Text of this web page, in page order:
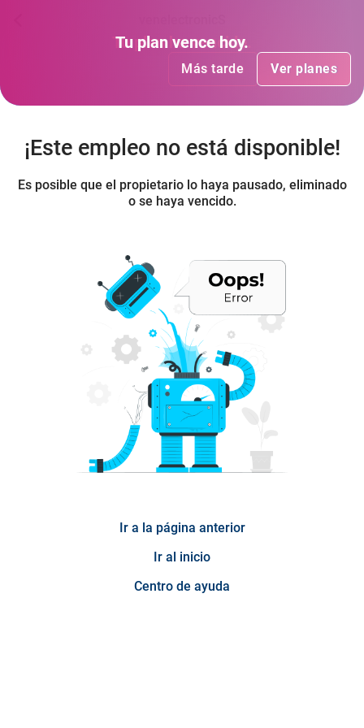
Tu plan ha vencido.
Más tarde Ver planes
Tu plan vence hoy.
Más tarde Ver planes
¡Este empleo no está disponible!
Es posible que el propietario lo haya pausado, eliminado
o se haya vencido.
Ir a la página anterior
Ir al inicio
Centro de ayuda